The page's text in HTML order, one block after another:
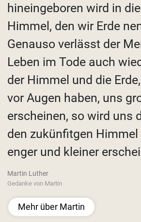
hineingeboren wird in
Himmel, den wir Erde
Genauso verlässt der
Leben im Tode auch
der Himmel und die
vor Augen haben, uns
erscheinen, so wird uns
den zukünfitgen Himmel
enger und kleiner
Martin Luther
Gedanke von Martin
Mehr über Martin